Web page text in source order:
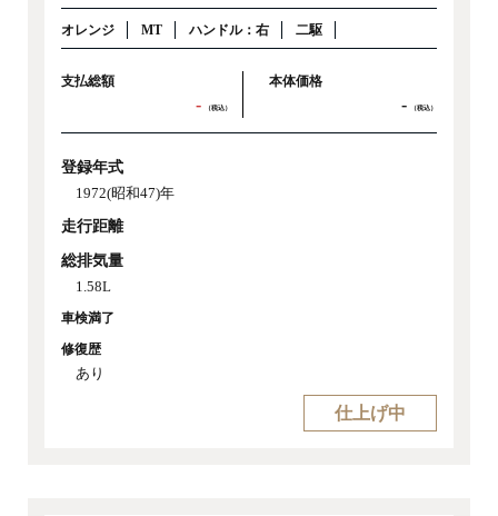
オレンジ MT ハンドル：右 二駆
支払総額
- （税込）
本体価格
- （税込）
登録年式
1972(昭和47)年
走行距離
総排気量
1.58L
車検満了
修復歴
あり
仕上げ中